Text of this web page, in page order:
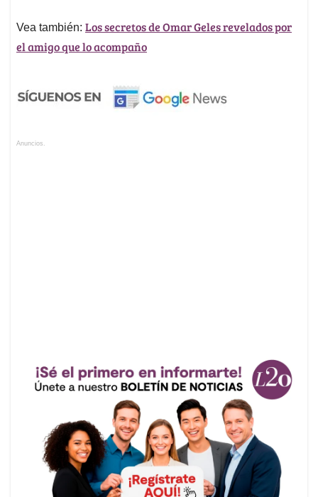
Vea también: Los secretos de Omar Geles revelados por
el amigo que lo acompaño
Anuncios.